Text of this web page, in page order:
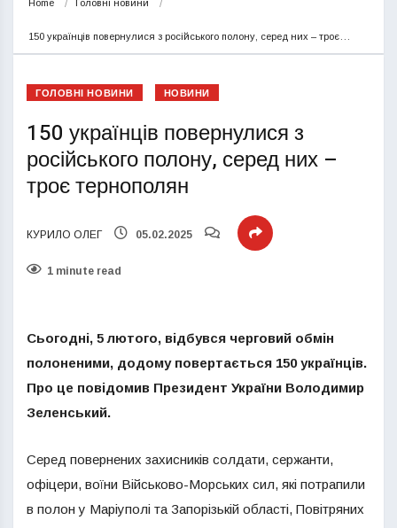
Home Головні новини
150 українців повернулися з російського полону, серед них – троє…
ГОЛОВНІ НОВИНИ НОВИНИ
150 українців повернулися з
російського полону, серед них –
троє тернополян
КУРИЛО ОЛЕГ 05.02.2025
1 minute read
Сьогодні, 5 лютого, відбувся черговий обмін
полоненими, додому повертається 150 українців.
Про це повідомив Президент України Володимир
Зеленський.
Серед повернених захисників солдати, сержанти,
офіцери, воїни Військово-Морських сил, які потрапили
в полон у Маріуполі та Запорізькій області, Повітряних